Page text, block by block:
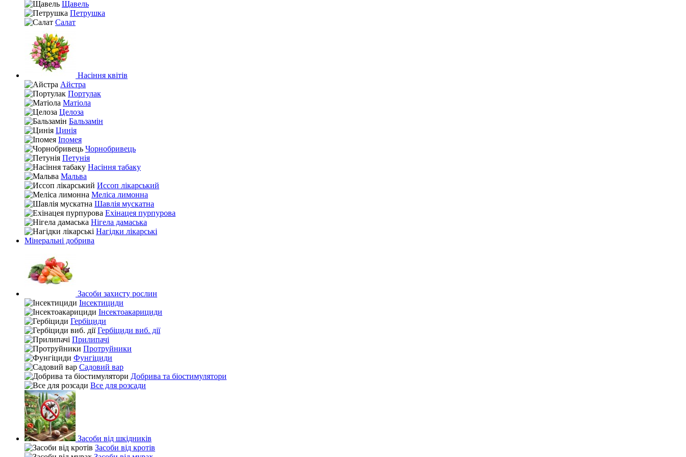
Щавель
Петрушка
Салат
Насіння квітів
Айстра
Портулак
Матіола
Целоза
Бальзамін
Цинія
Іпомея
Чорнобривець
Петунія
Насіння табаку
Мальва
Иссоп лікарський
Меліса лимонна
Шавлія мускатна
Ехінацея пурпурова
Нігела дамаська
Нагідки лікарські
Мінеральні добрива
Засоби захисту рослин
Інсектициди
Інсектоакарициди
Гербіциди
Гербіциди виб. дії
Прилипачі
Протруйники
Фунгіциди
Садовий вар
Добрива та біостимулятори
Все для розсади
Засоби від шкідників
Засоби від кротів